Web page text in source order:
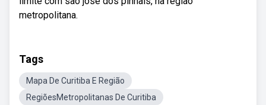
metropolitana.
Tags
Mapa De Curitiba E Região
RegiõesMetropolitanas De Curitiba